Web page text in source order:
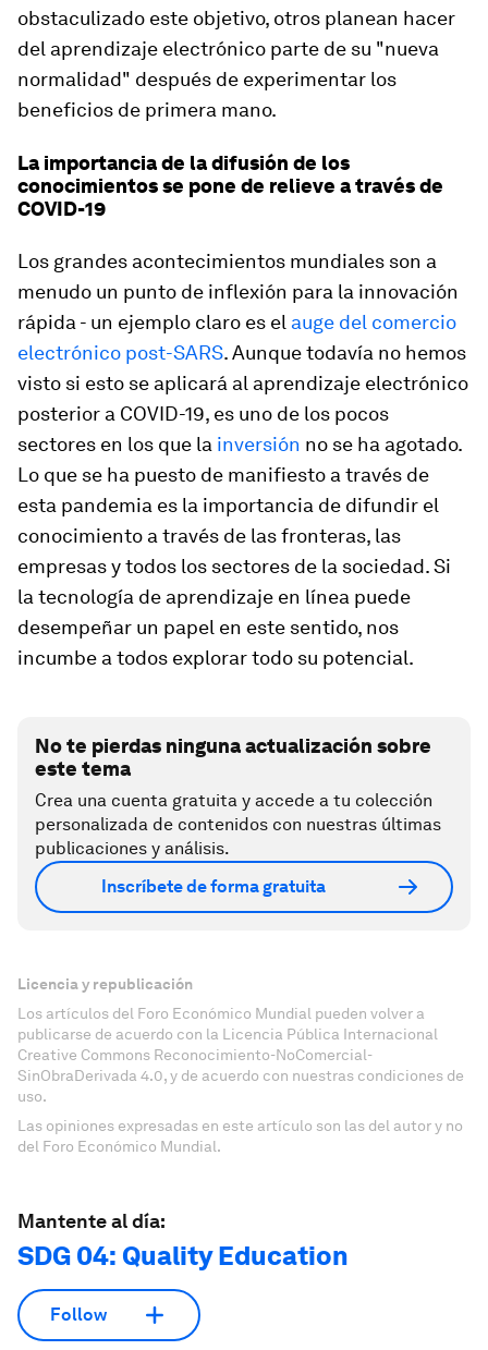
obstaculizado este objetivo, otros planean hacer
del aprendizaje electrónico parte de su "nueva
normalidad" después de experimentar los
beneficios de primera mano.
La importancia de la difusión de los
conocimientos se pone de relieve a través de
COVID-19
Los grandes acontecimientos mundiales son a
menudo un punto de inflexión para la innovación
rápida - un ejemplo claro es el auge del comercio
electrónico post-SARS. Aunque todavía no hemos
visto si esto se aplicará al aprendizaje electrónico
posterior a COVID-19, es uno de los pocos
sectores en los que la inversión no se ha agotado.
Lo que se ha puesto de manifiesto a través de
esta pandemia es la importancia de difundir el
conocimiento a través de las fronteras, las
empresas y todos los sectores de la sociedad. Si
la tecnología de aprendizaje en línea puede
desempeñar un papel en este sentido, nos
incumbe a todos explorar todo su potencial.
No te pierdas ninguna actualización sobre
este tema
Crea una cuenta gratuita y accede a tu colección
personalizada de contenidos con nuestras últimas
publicaciones y análisis.
Inscríbete de forma gratuita
Licencia y republicación
Los artículos del Foro Económico Mundial pueden volver a
publicarse de acuerdo con la Licencia Pública Internacional
Creative Commons Reconocimiento-NoComercial-
SinObraDerivada 4.0, y de acuerdo con nuestras condiciones de
uso.
Las opiniones expresadas en este artículo son las del autor y no
del Foro Económico Mundial.
Mantente al día:
SDG 04: Quality Education
Follow